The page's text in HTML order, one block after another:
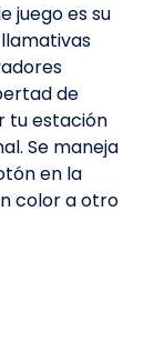
juego es su
de
tu estación
Se maneja
en la
color a otro